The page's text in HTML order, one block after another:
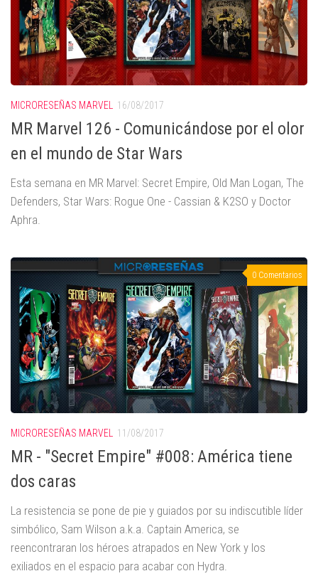
MICRORESEÑAS MARVEL 16/08/2017
MR Marvel 126 - Comunicándose por el olor
en el mundo de Star Wars
Esta semana en MR Marvel: Secret Empire, Old Man Logan, The
Defenders, Star Wars: Rogue One - Cassian & K2SO y Doctor
Aphra.
0 Comentarios
MICRORESEÑAS MARVEL 11/08/2017
MR - "Secret Empire" #008: América tiene
dos caras
La resistencia se pone de pie y guiados por su indiscutible líder
simbólico, Sam Wilson a.k.a. Captain America, se
reencontraran los héroes atrapados en New York y los
exiliados en el espacio para acabar con Hydra.